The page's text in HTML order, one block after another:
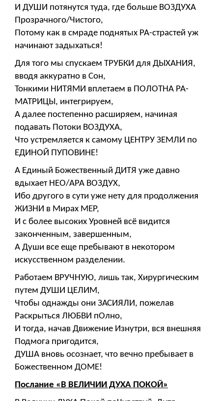
И ДУШИ потянутся туда, где больше ВОЗДУХА
Прозрачного/Чистого,
Потому как в смраде поднятых РА-страстей уж
начинают задыхаться!
Для того мы спускаем ТРУБКИ для ДЫХАНИЯ,
вводя аккуратно в Сон,
Тонкими НИТЯМИ вплетаем в ПОЛОТНА РА-
МАТРИЦЫ, интегрируем,
А далее постепенно расширяем, начиная
подавать Потоки ВОЗДУХА,
Что устремляется к самому ЦЕНТРУ ЗЕМЛИ по
ЕДИНОЙ ПУПОВИНЕ!
А Единый Божественный ДИТЯ уже давно
вдыхает НЕО/АРА ВОЗДУХ,
Ибо другого в сути уже нету для продолжения
ЖИЗНИ в Мирах МЕР,
И с более высоких Уровней всё видится
законченным, завершенным,
А Души все еще пребывают в некотором
искусственном разделении.
Работаем ВРУЧНУЮ, лишь так, Хирургическим
путем ДУШИ ЦЕЛИМ,
Чтобы однажды они ЗАСИЯЛИ, пожелав
Раскрыться ЛЮБВИ пОлно,
И тогда, начав Движение Изнутри, вся внешняя
Подмога пригодится,
ДУША вновь осознает, что вечно пребывает в
Божественном ДОМЕ!
Послание «В ВЕЛИЧИИ ДУХА ПОКОЙ»